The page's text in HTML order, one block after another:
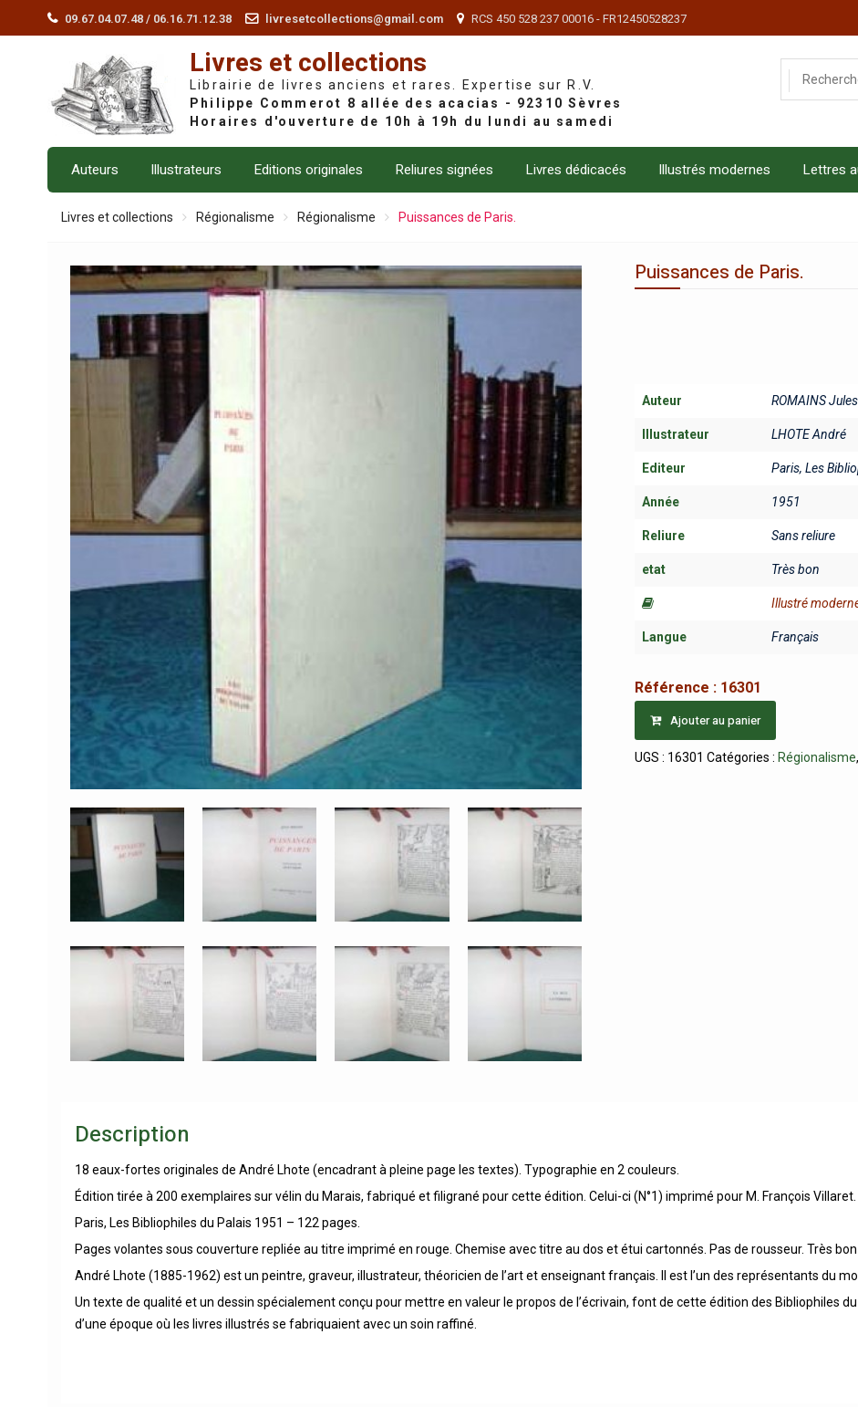
09.67.04.07.48 / 06.16.71.12.38 livresetcollections@gmail.com RCS 450 528 237 00016 - FR12450528237
Livres et collections
Librairie de livres anciens et rares. Expertise sur R.V.
Auteurs Illustrateurs Editions originales Reliures signées Livres dédicacés Illustrés modernes Lettres
Livres et collections Régionalisme Régionalisme Puissances de Paris.
Puissances de Paris.
Auteur ROMAINS Jules
Illustrateur LHOTE André
Editeur Paris, Les
Année 1951
Reliure Sans reliure
etat Très bon
Illustré
Langue Français
Référence : 16301
Ajouter au panier
UGS : 16301 Catégories : Régionalisme,
Description
18 eaux-fortes originales de André Lhote (encadrant à pleine page les textes). Typographie en 2 couleurs.
Édition tirée à 200 exemplaires sur vélin du Marais, fabriqué et filigrané pour cette édition. Celui-ci (N°1) imprimé pour M. François Villaret.
Paris, Les Bibliophiles du Palais 1951 – 122 pages.
Pages volantes sous couverture repliée au titre imprimé en rouge. Chemise avec titre au dos et étui cartonnés. Pas de rousseur. Très
André Lhote (1885-1962) est un peintre, graveur, illustrateur, théoricien de l’art et enseignant français. Il est l’un des représentants du
Un texte de qualité et un dessin spécialement conçu pour mettre en valeur le propos de l’écrivain, font de cette édition des Bibliophiles
d’une époque où les livres illustrés se fabriquaient avec un soin raffiné.